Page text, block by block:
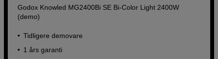
Godox Knowled MG2400Bi SE Bi-Color Light 2400W
(demo)
Tidligere demovare
1 års garanti